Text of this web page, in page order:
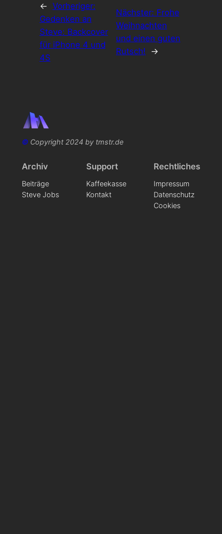
← Vorheriger:
Gedenken an
Steve: Backcover
für iPhone 4 und
4S
Nächster: Frohe
Weihnachten
und einen guten
Rutsch!
→
©Copyright 2024 by tmstr.de
Archiv
Beiträge
Steve Jobs
Support
Kaffeekasse
Kontakt
Rechtliches
Impressum
Datenschutz
Cookies